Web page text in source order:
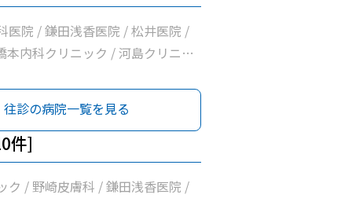
医院 / 鎌田浅香医院 / 松井医院 /
本内科クリニック / 河島クリニッ
ック / 医療法人社団小沼内科胃
ク / 西那須野内科循環器科クリニ
児科医院
往診の病院一覧を見る
件]
ク / 野崎皮膚科 / 鎌田浅香医院 /